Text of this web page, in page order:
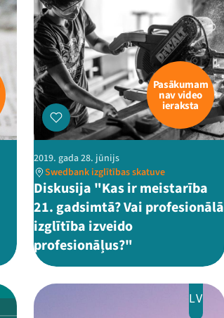
Pasākumam
nav video
ieraksta
2019. gada 28. jūnijs
Swedbank izglītības skatuve
Diskusija "Kas ir meistarība
21. gadsimtā? Vai profesionālā
izglītība izveido
profesionāļus?"
LV